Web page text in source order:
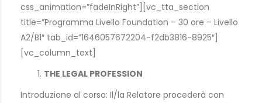
css_animation=”fadeInRight”][vc_tta_section
title=”Programma Livello Foundation – 30 ore – Livello
A2/B1″ tab_id=”1646057672204-f2db3816-8925″]
[vc_column_text]
THE LEGAL PROFESSION
Introduzione al corso: Il/la Relatore procederà con